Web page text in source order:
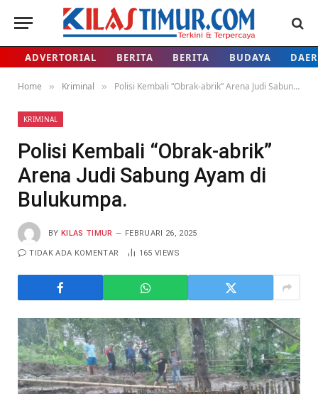
ADVERTORIAL BERITA BERITA BUDAYA
Home » Kriminal » Polisi Kembali “Obrak-abrik” Arena Judi Sabung Ayam di Bulukumpa.
KRIMINAL
Polisi Kembali “Obrak-abrik”
Arena Judi Sabung Ayam di
Bulukumpa.
BY KILAS TIMUR FEBRUARI 26, 2025
TIDAK ADA KOMENTAR 165 VIEWS